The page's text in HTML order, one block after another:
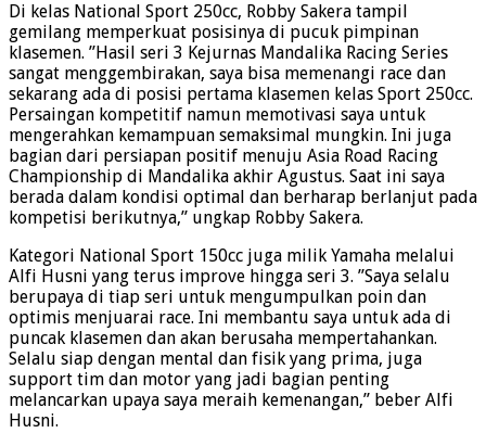
Di kelas National Sport 250cc, Robby Sakera tampil
gemilang memperkuat posisinya di pucuk pimpinan
klasemen. ”Hasil seri 3 Kejurnas Mandalika Racing Series
sangat menggembirakan, saya bisa memenangi race dan
sekarang ada di posisi pertama klasemen kelas Sport 250cc.
Persaingan kompetitif namun memotivasi saya untuk
mengerahkan kemampuan semaksimal mungkin. Ini juga
bagian dari persiapan positif menuju Asia Road Racing
Championship di Mandalika akhir Agustus. Saat ini saya
berada dalam kondisi optimal dan berharap berlanjut pada
kompetisi berikutnya,” ungkap Robby Sakera.
Kategori National Sport 150cc juga milik Yamaha melalui
Alfi Husni yang terus improve hingga seri 3. ”Saya selalu
berupaya di tiap seri untuk mengumpulkan poin dan
optimis menjuarai race. Ini membantu saya untuk ada di
puncak klasemen dan akan berusaha mempertahankan.
Selalu siap dengan mental dan fisik yang prima, juga
support tim dan motor yang jadi bagian penting
melancarkan upaya saya meraih kemenangan,” beber Alfi
Husni.